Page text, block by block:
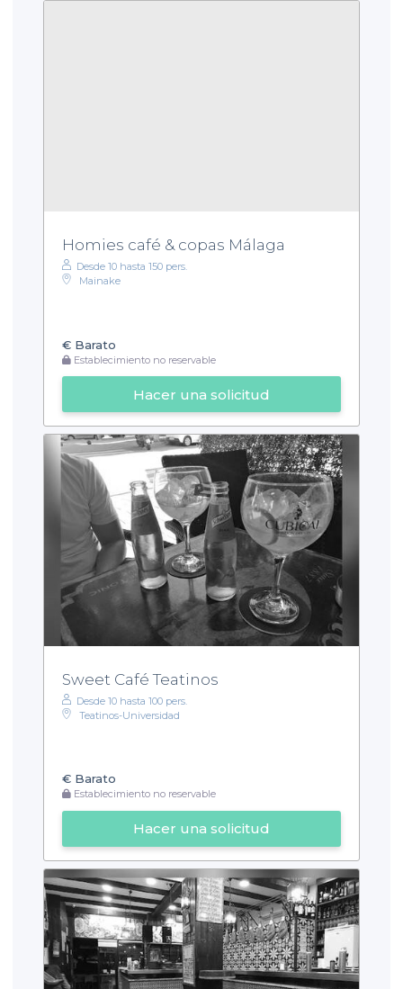
Homies café & copas Málaga
Desde 10 hasta 150 pers.
Mainake
€ Barato
Establecimiento no reservable
Hacer una solicitud
Sweet Café Teatinos
Desde 10 hasta 100 pers.
Teatinos-Universidad
€ Barato
Establecimiento no reservable
Hacer una solicitud